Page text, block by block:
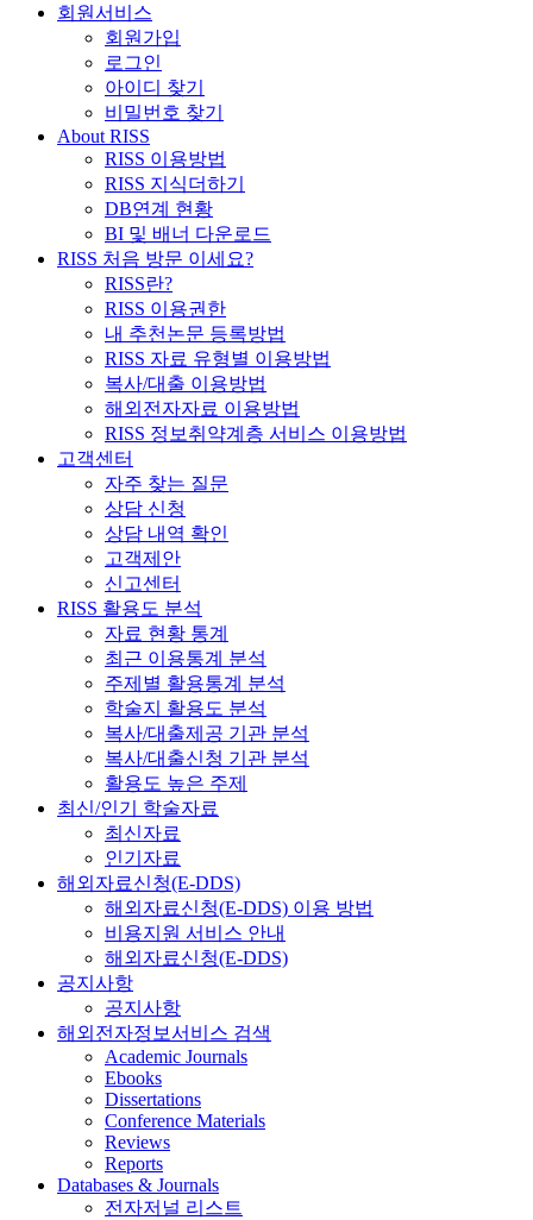
회원서비스
회원가입
로그인
아이디 찾기
비밀번호 찾기
About RISS
RISS 이용방법
RISS 지식더하기
DB연계 현황
BI 및 배너 다운로드
RISS 처음 방문 이세요?
RISS란?
RISS 이용권한
내 추천논문 등록방법
RISS 자료 유형별 이용방법
복사/대출 이용방법
해외전자자료 이용방법
RISS 정보취약계층 서비스 이용방법
고객센터
자주 찾는 질문
상담 신청
상담 내역 확인
고객제안
신고센터
RISS 활용도 분석
자료 현황 통계
최근 이용통계 분석
주제별 활용통계 분석
학술지 활용도 분석
복사/대출제공 기관 분석
복사/대출신청 기관 분석
활용도 높은 주제
최신/인기 학술자료
최신자료
인기자료
해외자료신청(E-DDS)
해외자료신청(E-DDS) 이용 방법
비용지원 서비스 안내
해외자료신청(E-DDS)
공지사항
공지사항
해외전자정보서비스 검색
Academic Journals
Ebooks
Dissertations
Conference Materials
Reviews
Reports
Databases & Journals
전자저널 리스트